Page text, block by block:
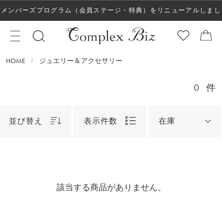
メンバーズプログラム（会員ステージ・特典）をリニューアルしまし
た！
HOME ジュエリー＆アクセサリー
0 件
並び替え 表示件数 在庫
該当する商品がありません。